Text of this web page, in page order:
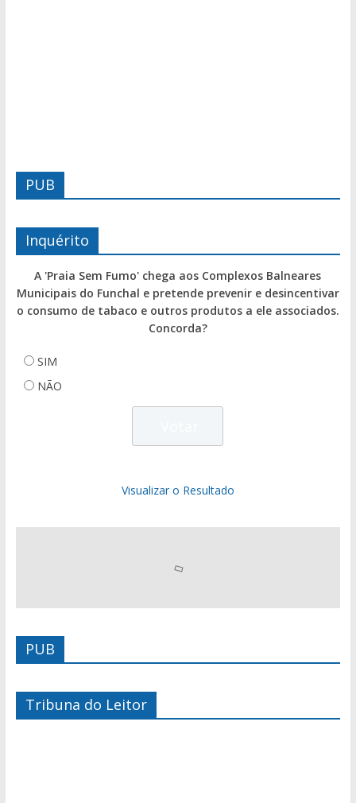
PUB
Inquérito
A 'Praia Sem Fumo' chega aos Complexos Balneares
Municipais do Funchal e pretende prevenir e desincentivar
o consumo de tabaco e outros produtos a ele associados.
Concorda?
SIM
NÃO
Visualizar o Resultado
PUB
Tribuna do Leitor